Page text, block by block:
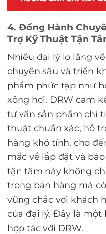
4. Đồng Hành
Trợ Kỹ Thuật Tận
Nhiều đại lý lo lắng
chuyên sâu và triển
phẩm phức tạp như
xông hơi. DRW cam
tư vấn sản phẩm chi
thuật chuẩn xác, hỗ
hàng khó tính, cho
mắc về lắp đặt và
tận tâm này không
trong bán hàng mà
vững chắc với khách
của đại lý. Đây là
hợp tác với DRW.